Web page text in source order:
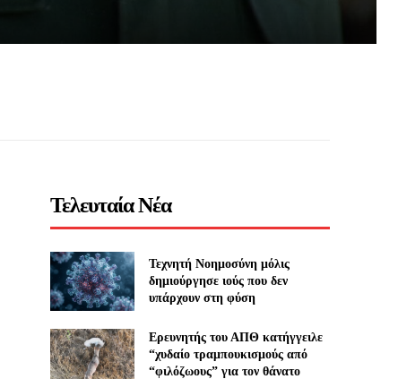
Τελευταία Νέα
Τεχνητή Νοημοσύνη μόλις
δημιούργησε ιούς που δεν
υπάρχουν στη φύση
Ερευνητής του ΑΠΘ κατήγγειλε
“χυδαίο τραμπουκισμούς από
“φιλόζωους” για τον θάνατο